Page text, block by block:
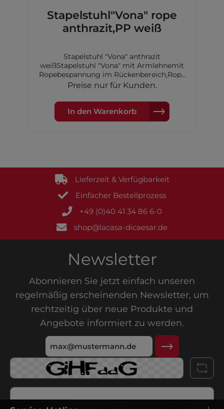
Stapelstuhl"Vona" rope
anthrazit,PP weiß
Stapelstuhl "Vona" anthrazit
weißStapelstuhl "Vona" mit Armlehnemit
Ropebespannung im Rückenbereich,Rope
Farbe: anthrazitSitzkissen: Polyester,
Kunststoff,Farbe: weißMaße:
52,5x60x82cm
Preise nur für Kunden.
In den Warenkorb
Lieferzeit & Verfügbarkeit
Einfacher Bestellprozess
+49 (0)40 41 34 86 6-0
shop@lacasa-dicaesar.de
Newsletter
Abonnieren Sie jetzt einfach unseren
regelmäßig erscheinenden Newsletter, um
rechtzeitig über neue Produkte und
Angebote informiert zu werden.